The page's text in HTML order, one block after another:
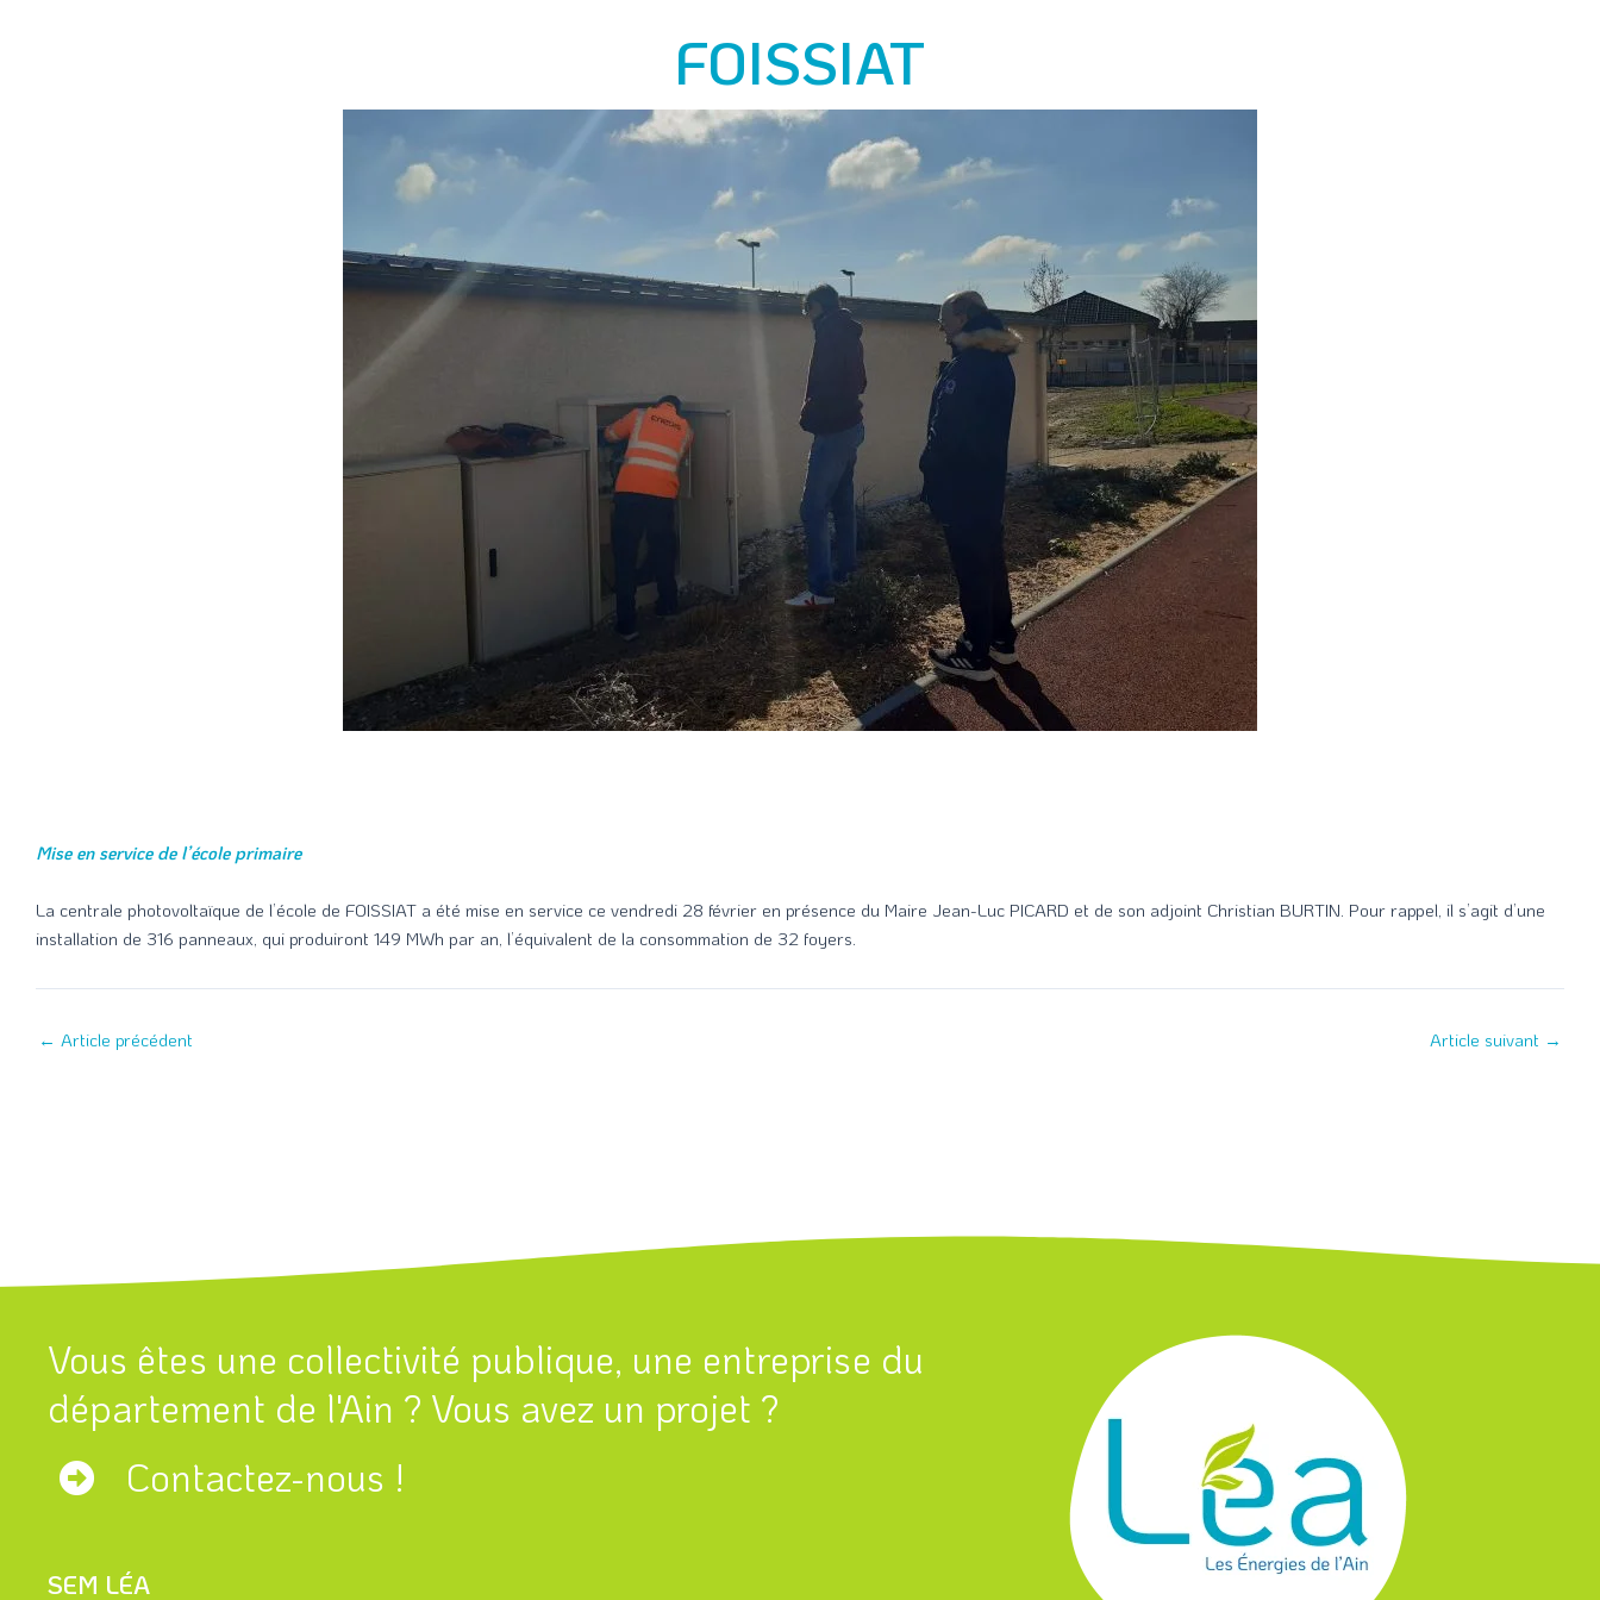
FOISSIAT
Mise en service de l’école primaire
La centrale photovoltaïque de l’école de FOISSIAT a été mise en service ce vendredi 28 février en présence du Maire Jean-Luc PICARD et de son adjoint Christian BURTIN. Pour rappel, il s’agit d’une
installation de 316 panneaux, qui produiront 149 MWh par an, l’équivalent de la consommation de 32 foyers.
← Article précédent Article suivant →
Vous êtes une collectivité publique, une entreprise du
département de l'Ain ? Vous avez un projet ?
Contactez-nous !
SEM LÉA